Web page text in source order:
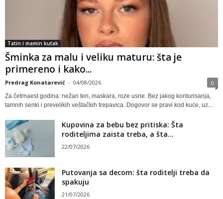
Tatin i mamin kutak
Šminka za malu i veliku maturu: šta je
primereno i kako...
Predrag Konatarević - 04/08/2026 0
Za četrnaest godina: nežan ten, maskara, roze usne. Bez jakog konturisanja,
tamnih senki i prevelikih veštačkih trepavica. Dogovor se pravi kod kuće, uz...
Kupovina za bebu bez pritiska: Šta
roditeljima zaista treba, a šta...
22/07/2026
Putovanja sa decom: šta roditelji treba da
spakuju
21/07/2026